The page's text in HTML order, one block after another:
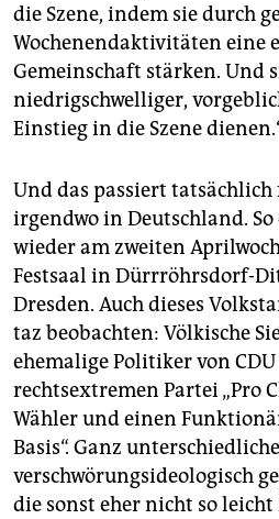
die Szene, indem sie durch
Wochenendaktivitäten eine
Gemeinschaft stärken. Und
niedrigschwelliger,
Einstieg in die Szene
Und das passiert tatsächlich
irgendwo in Deutschland.
wieder am zweiten
Festsaal in Dürrröhrsdorf-
Dresden. Auch dieses
taz beobachten: Völkische
ehemalige Politiker von
rechtsextremen Partei „Pro
Wähler und einen
Basis“. Ganz
verschwörungsideologisch
die sonst eher nicht so